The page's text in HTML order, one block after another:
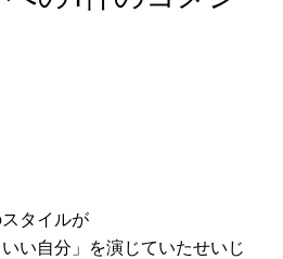
タイルが
い自分」を演じていたせいじ